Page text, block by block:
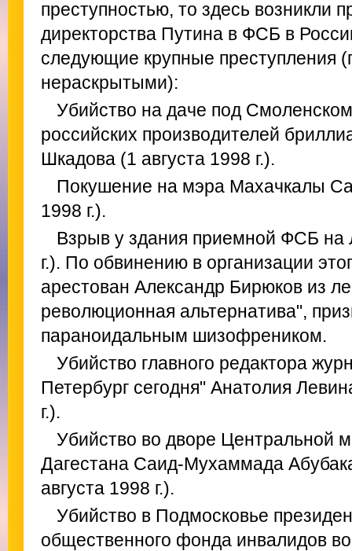
преступностью, то здесь возникли
директорства Путина в ФСБ в
следующие крупные преступления
нераскрытыми):
Убийство на даче под
российских производителей
Шкадова (1 августа 1998 г.).
Покушение на мэра Махачкалы
1998 г.).
Взрыв у здания приемной ФСБ на
г.). По обвинению в организации
арестован Александр Бирюков из
революционная альтернатива",
параноидальным шизофреником.
Убийство главного редактора
Петербург сегодня" Анатолия
г.).
Убийство во дворе Центральной
Дагестана Саид-Мухаммада
августа 1998 г.).
Убийство в Подмосковье
общественного фонда инвалидов